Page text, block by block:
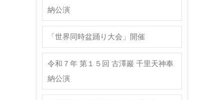
納公演
「世界同時盆踊り大会」開催
令和７年 第１５回 古澤巖 千里天神奉
納公演